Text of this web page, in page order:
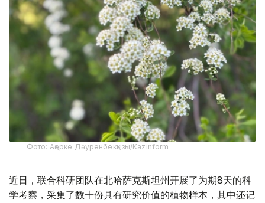
Фото: Ақерке Дәуренбекқызы/Kazinform
近日，联合科研团队在北哈萨克斯坦州开展了为期8天的科
学考察，采集了数十份具有研究价值的植物样本，其中还记